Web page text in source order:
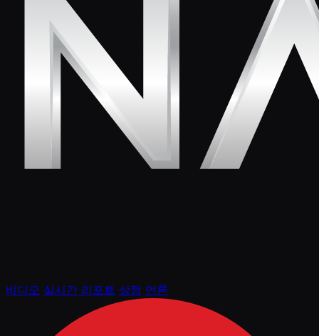
비디오 실시간 리포트 상점 언론